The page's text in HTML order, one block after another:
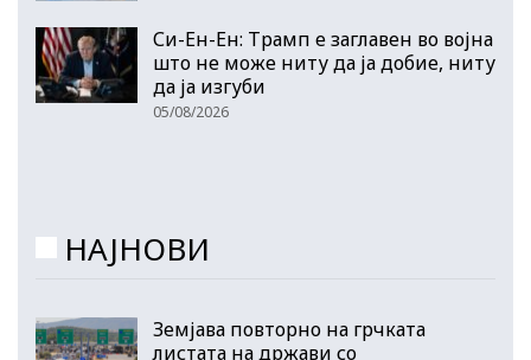
Си-Ен-Ен: Трамп е заглавен во војна
што не може ниту да ја добие, ниту
да ја изгуби
05/08/2026
НАЈНОВИ
Земјава повторно на грчката
листата на држави со